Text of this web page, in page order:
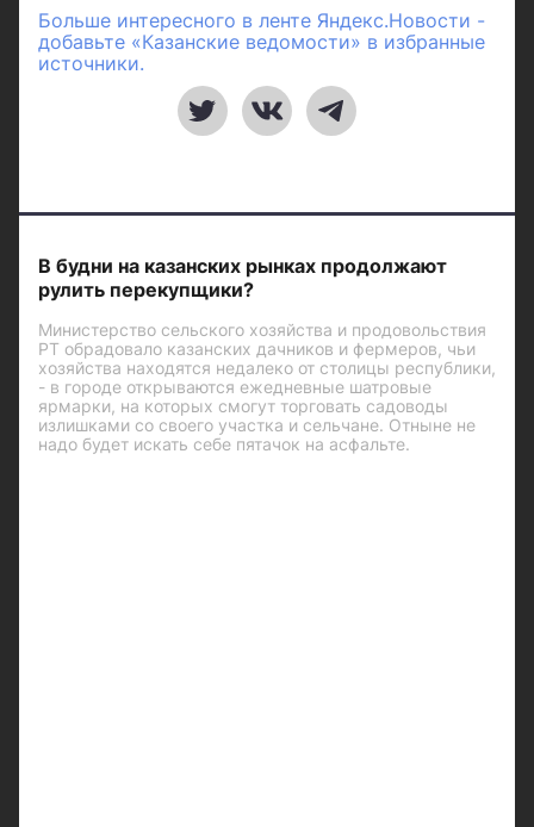
Больше интересного в ленте Яндекс.Новости -
добавьте «Казанские ведомости» в избранные
источники.
В будни на казанских рынках продолжают
рулить перекупщики?
Министерство сельского хозяйства и продовольствия
РТ обрадовало казанских дачников и фермеров, чьи
хозяйства находятся недалеко от столицы республики,
- в городе открываются ежедневные шатровые
ярмарки, на которых смогут торговать садоводы
излишками со своего участка и сельчане. Отныне не
надо будет искать себе пятачок на асфальте.